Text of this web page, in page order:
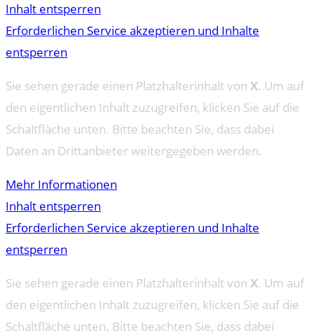
Inhalt entsperren
Erforderlichen Service akzeptieren und Inhalte
entsperren
Sie sehen gerade einen Platzhalterinhalt von X. Um auf
den eigentlichen Inhalt zuzugreifen, klicken Sie auf die
Schaltfläche unten. Bitte beachten Sie, dass dabei
Daten an Drittanbieter weitergegeben werden.
Mehr Informationen
Inhalt entsperren
Erforderlichen Service akzeptieren und Inhalte
entsperren
Sie sehen gerade einen Platzhalterinhalt von X. Um auf
den eigentlichen Inhalt zuzugreifen, klicken Sie auf die
Schaltfläche unten. Bitte beachten Sie, dass dabei